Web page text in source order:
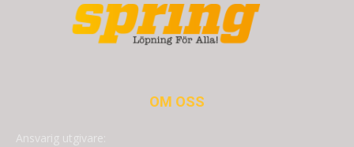
OM OSS
Ansvarig utgivare: